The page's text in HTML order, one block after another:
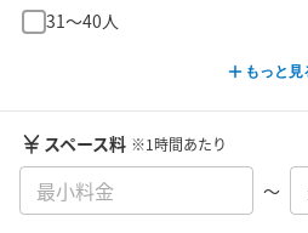
31〜40人
もっと見
スペース料 ※1時間あたり
〜